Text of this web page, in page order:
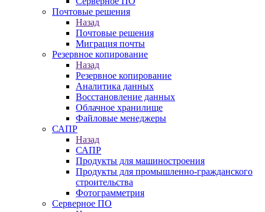
Почтовые решения
Назад
Почтовые решения
Миграция почты
Резервное копирование
Назад
Резервное копирование
Аналитика данных
Восстановление данных
Облачное хранилище
Файловые менеджеры
САПР
Назад
САПР
Продукты для машиностроения
Продукты для промышленно-гражданского
строительства
Фотограмметрия
Серверное ПО